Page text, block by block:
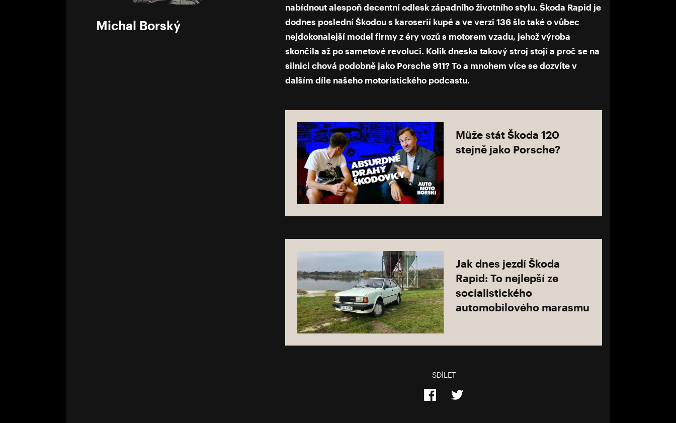
Michal Borský
nabídnout alespoň decentní odlesk západního životního stylu. Škoda Rapid je
dodnes poslední Škodou s karoserií kupé a ve verzi 136 šlo také o vůbec
nejdokonalejší model firmy z éry vozů s motorem vzadu, jehož výroba
skončila až po sametové revoluci. Kolik dneska takový stroj stojí a proč se na
silnici chová podobně jako Porsche 911? To a mnohem více se dozvíte v
dalším díle našeho motoristického podcastu.
Může stát Škoda 120
stejně jako Porsche?
Jak dnes jezdí Škoda
Rapid: To nejlepší ze
socialistického
automobilového marasmu
SDÍLET